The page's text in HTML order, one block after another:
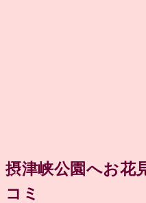
摂津峡公園へお花
コミ